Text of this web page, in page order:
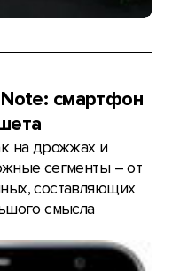
смартфон
на дрожжах и
сегменты – от
составляющих
смысла